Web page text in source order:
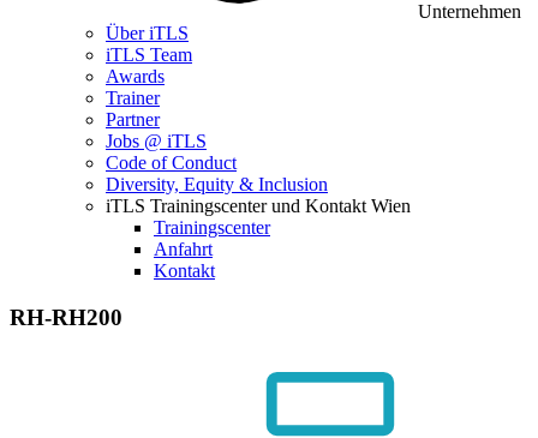
Unternehmen
Über iTLS
iTLS Team
Awards
Trainer
Partner
Jobs @ iTLS
Code of Conduct
Diversity, Equity & Inclusion
iTLS Trainingscenter und Kontakt Wien
Trainingscenter
Anfahrt
Kontakt
RH-RH200